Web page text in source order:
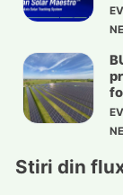
Stiri din